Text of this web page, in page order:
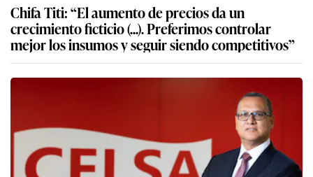
Chifa Titi: “El aumento de precios da un
crecimiento ficticio (...). Preferimos controlar
mejor los insumos y seguir siendo competitivos”